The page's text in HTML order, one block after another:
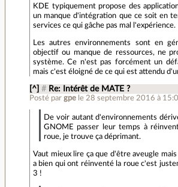
KDE typiquement propose des
un manque d'intégration que ce soit en
services ce qui gâche pas mal l'expérience.
Les autres environnements sont en
objectif ou manque de ressources, ne
système. Ce n'est pas forcément un
mais c'est éloigné de ce qui est attendu
[^] # Re: Intérêt de MATE ?
Posté par gpe le 28 septembre 2016 à
De voir autant d'environnements
GNOME passer leur temps à
roue, je trouve ça déprimant.
Vaut mieux lire ça que d'être aveugle
a bien qui ont réinventé la roue c'est
3 !